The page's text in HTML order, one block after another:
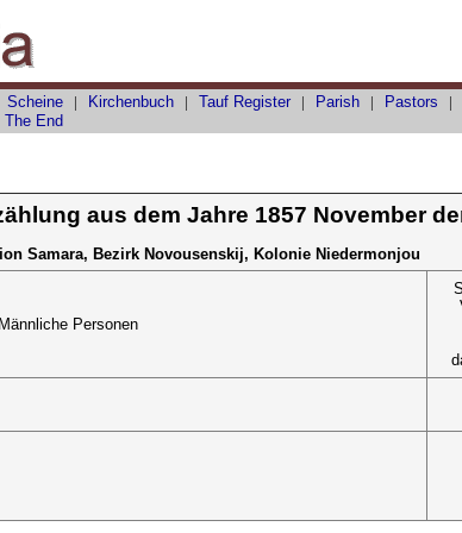
Scheine| Kirchenbuch| TaufRegister| Parish| Pastors |
The End
aus dem Jahre 1857 November
Samara, Bezirk Novousenskij, Kolonie Niedermonjou
Männliche Personen